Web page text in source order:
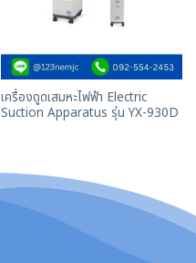
เครื่องดูดเสมหะไฟฟ้า Electric
Suction Apparatus รุ่น YX-930D